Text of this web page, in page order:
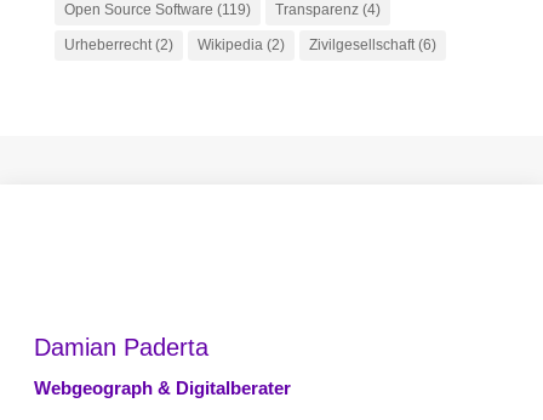
Open Source Software (119) Transparenz(4)
Urheberrecht(2) Wikipedia(2) Zivilgesellschaft(6)
Damian Paderta
Webgeograph & Digitalberater